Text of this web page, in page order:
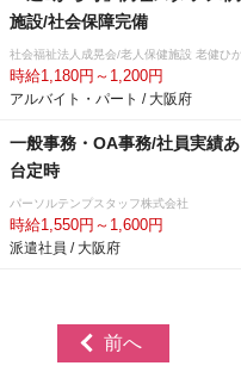
施設/社会保障完備
社会福祉法人成晃会/老人保健施設 老健ひ
時給1,180円～1,200円
アルバイト・パート / 大阪府
一般事務・OA事務/社員実績
台定時
パーソルテンプスタッフ株式会社
時給1,550円～1,600円
派遣社員 / 大阪府
前へ